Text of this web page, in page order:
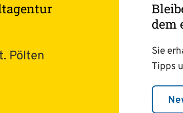
Pölten
dem
Sie
Tipps